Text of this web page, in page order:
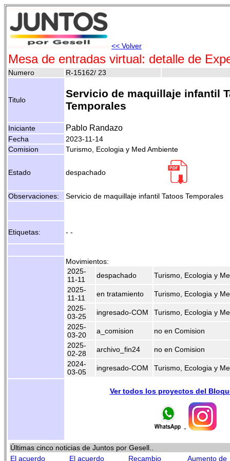
<< Volver
Mesa de entradas virtual: detalle de
Numero R-15162/ 23
Titulo
Servicio de maquillaje infantil
Temporales
Iniciante Pablo Randazo
Fecha
2023-11-14
Comision
Turismo, Ecologia y Med Ambiente
Estado despachado
Observaciones: Servicio de maquillaje infantil Tatoos Temporales
Etiquetas: - -
Movimientos:
2025-
11-11
despachado
Turismo, Ecologia y
2025-
11-11
en tratamiento
Turismo, Ecologia y
2025-
03-25
ingresado-COM
Turismo, Ecologia y
2025-
03-20
a_comision
no en Comision
2025-
02-28
archivo_fin24
no en Comision
2024-
03-05
ingresado-COM Turismo, Ecologia y
Ver todos los proyectos del
-
Últimas cinco noticias de Juntos por Gesell..
El acuerdo
El acuerdo Recambio Aumento de